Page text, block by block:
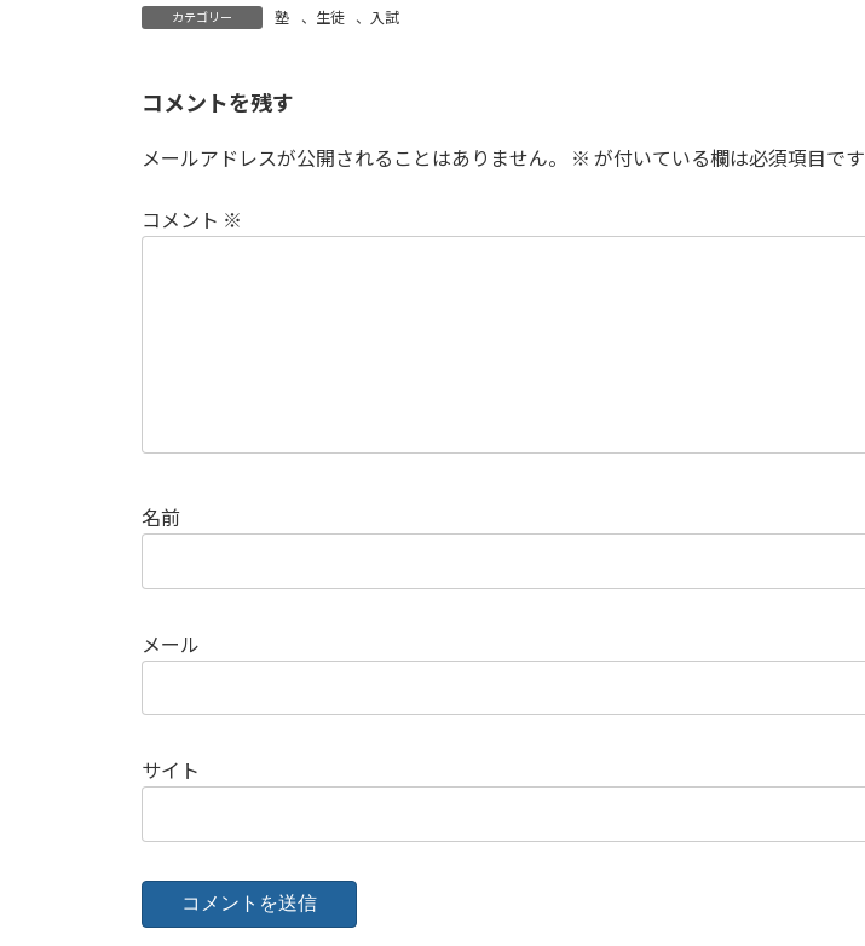
カテゴリー 塾 、 生徒 、 入試
コメントを残す
メールアドレスが公開されることはありません。 ※ が付いている欄は必須項目です
コメント ※
名前
メール
サイト